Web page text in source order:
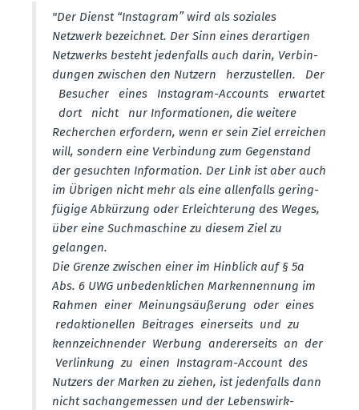
"Der Dienst “Instagram” wird als soziales
Netzwerk bezeichnet. Der Sinn eines derar­tigen
Netzwerks besteht jeden­falls auch darin, Verbin­
dungen zwischen den Nutzern herzu­stellen. Der
Besucher eines Instagram-Accounts erwartet
dort nicht nur Infor­ma­tionen, die weitere
Recherchen erfordern, wenn er sein Ziel erreichen
will, sondern eine Verbindung zum Gegen­stand
der gesuchten Infor­mation. Der Link ist aber auch
im Übrigen nicht mehr als eine allen­falls gering­
fügige Abkürzung oder Erleich­terung des Weges,
über eine Suchma­schine zu diesem Ziel zu
gelangen.
Die Grenze zwischen einer im Hinblick auf § 5a
Abs. 6 UWG unbedenk­lichen Marken­nennung im
Rahmen einer Meinungs­äu­ßerung oder eines
redak­tio­nellen Beitrages einer­seits und zu
kennzeich­nender Werbung anderer­seits an der
Verlinkung zu einen Instagram-Account des
Nutzers der Marken zu ziehen, ist jeden­falls dann
nicht sachan­ge­messen und der Lebens­wirk­